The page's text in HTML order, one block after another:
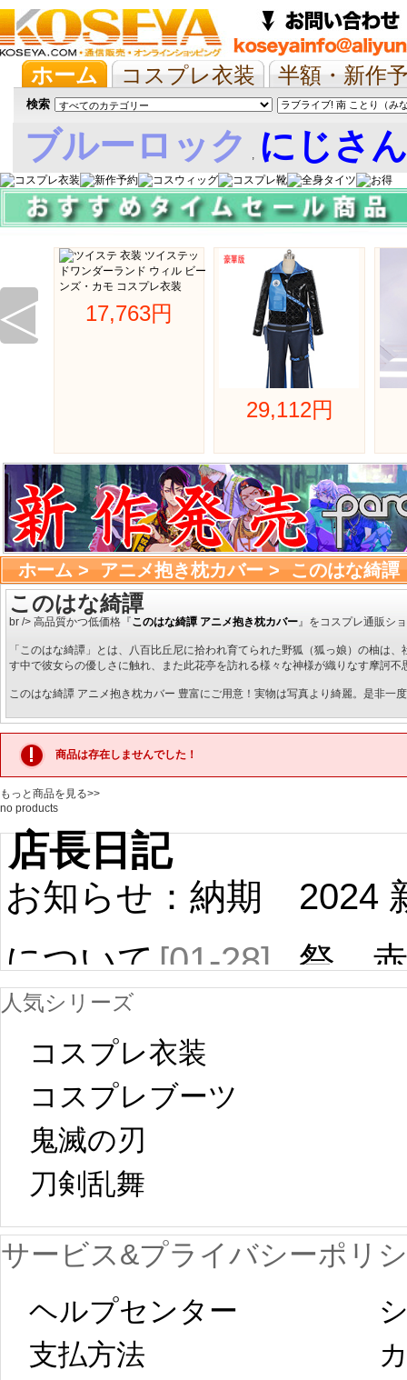
ホーム コスプレ衣装
半額・新作
抱き枕/布団/シーツ
ツイステ ウマ
検索
ブルーロック , にじさ
娘
◁ 17,763円
29,112円
ホーム> アニメ抱き枕カバー> このはな綺譚
このはな綺譚
br /> 高品質かつ低価格『このはな綺譚 アニメ抱き枕カバー 』をコスプレ通販シ
「このはな綺譚」とは、八百比丘尼に拾われ育てられた野狐（狐っ娘）の柚は
す中で彼女らの優しさに触れ、また此花亭を訪れる様々な神様が織りなす摩訶
このはな綺譚 アニメ抱き枕カバー 豊富にご用意！実物は写真より綺麗。是非一
商品は存在しませんでした！
もっと商品を見る>>
no products
店長日記
お知らせ：納期
について[01-28]
中国旧正月の影
響で2024年2月5
日から工場生産
が一時停止いた
します。 2月5日
以後のご注文
2024
祭 赤
プレ
新春
人気シリーズ
コスプレ衣装
コスプレブーツ
鬼滅の刃
刀剣乱舞
サービス&プライバシーポリ
ヘルプセンター
支払方法